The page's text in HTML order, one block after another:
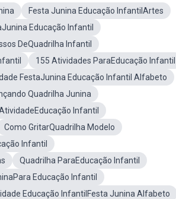
Festa Junina Educação InfantilArtes
Educação Infantil
DeQuadrilha Infantil
155 Atividades ParaEducação Infantil
FestaJunina Educação Infantil Alfabeto
Quadrilha Junina
Infantil
Como GritarQuadrilha Modelo
Infantil
Quadrilha ParaEducação Infantil
Educação Infantil
Educação InfantilFesta Junina Alfabeto